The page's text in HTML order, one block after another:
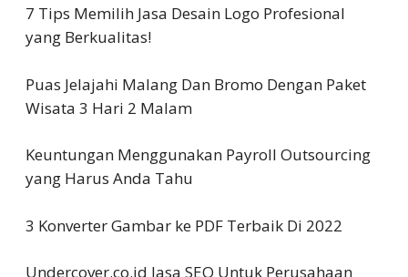
7 Tips Memilih Jasa Desain Logo Profesional
yang Berkualitas!
Puas Jelajahi Malang Dan Bromo Dengan Paket
Wisata 3 Hari 2 Malam
Keuntungan Menggunakan Payroll Outsourcing
yang Harus Anda Tahu
3 Konverter Gambar ke PDF Terbaik Di 2022
Undercover.co.id Jasa SEO Untuk Perusahaan